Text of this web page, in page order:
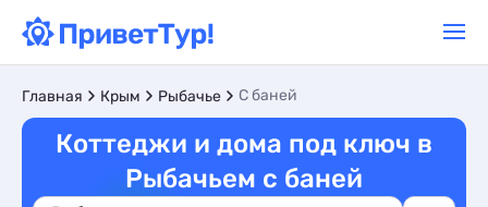
Главная Крым Рыбачье С баней
Коттеджи и дома под ключ в
Рыбачьем с баней